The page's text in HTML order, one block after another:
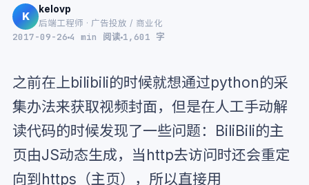
K
kelovp
后端工程师 · 广告投放 / 商业化
2017-09-26 4 min 阅读 1,601 字
之前在上bilibili的时候就想通过python的采
集办法来获取视频封面，但是在人工手动解
读代码的时候发现了一些问题：BiliBili的主
页由JS动态生成，当http去访问时还会重定
向到https（主页），所以直接用